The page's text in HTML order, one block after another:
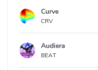
Curve
CRV
Audiera
BEAT